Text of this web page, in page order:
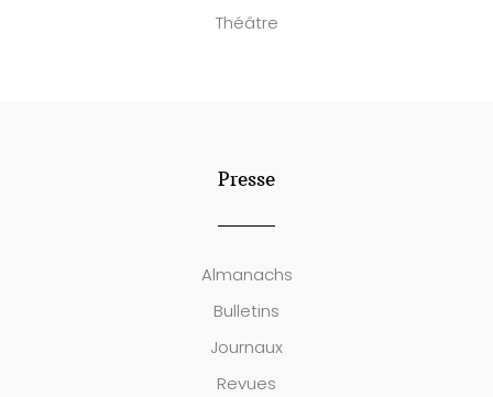
Théâtre
Presse
Almanachs
Bulletins
Journaux
Revues